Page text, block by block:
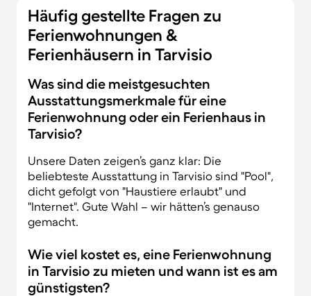
Häufig gestellte Fragen zu
Ferienwohnungen &
Ferienhäusern in Tarvisio
Was sind die meistgesuchten
Ausstattungsmerkmale für eine
Ferienwohnung oder ein Ferienhaus in
Tarvisio?
Unsere Daten zeigen’s ganz klar: Die
beliebteste Ausstattung in Tarvisio sind "Pool",
dicht gefolgt von "Haustiere erlaubt" und
"Internet". Gute Wahl – wir hätten’s genauso
gemacht.
Wie viel kostet es, eine Ferienwohnung
in Tarvisio zu mieten und wann ist es am
günstigsten?